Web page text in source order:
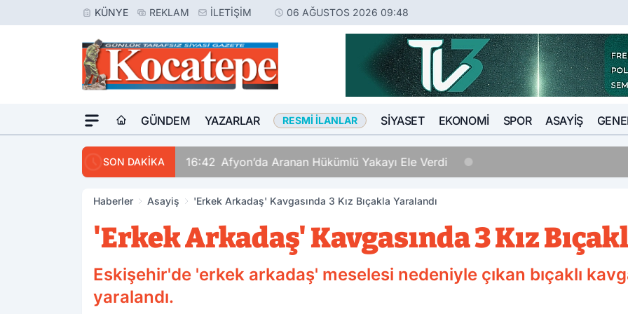
KÜNYE REKLAM İLETIŞIM 06 AĞUSTOS 2026 09:48
GÜNDEM YAZARLAR RESMI İLANLAR SIYASET EKONOMI SPOR ASAYIŞ
SON DAKİKA 16:42 Afyon’da Aranan Hükümlü Yakayı Ele Verdi
Haberler Asayiş 'Erkek Arkadaş' Kavgasında 3 Kız Bıçakla Yaralandı
'Erkek Arkadaş' Kavgasında 3 Kız
Eskişehir'de 'erkek arkadaş' meselesi nedeniyle çıkan bıçaklı
yaralandı.